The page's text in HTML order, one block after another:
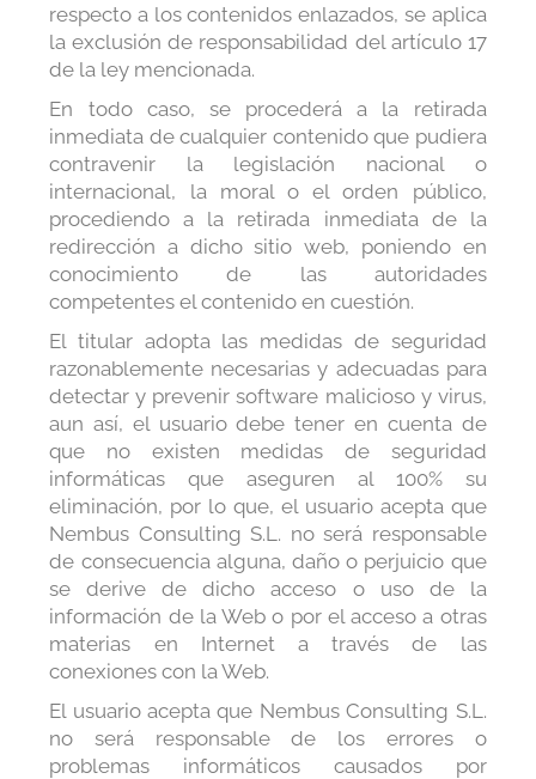
respecto a los contenidos enlazados, se aplica
la exclusión de responsabilidad del artículo 17
de la ley mencionada.
En todo caso, se procederá a la retirada
inmediata de cualquier contenido que pudiera
contravenir la legislación nacional o
internacional, la moral o el orden público,
procediendo a la retirada inmediata de la
redirección a dicho sitio web, poniendo en
conocimiento de las autoridades
competentes el contenido en cuestión.
El titular adopta las medidas de seguridad
razonablemente necesarias y adecuadas para
detectar y prevenir software malicioso y virus,
aun así, el usuario debe tener en cuenta de
que no existen medidas de seguridad
informáticas que aseguren al 100% su
eliminación, por lo que, el usuario acepta que
Nembus Consulting S.L. no será responsable
de consecuencia alguna, daño o perjuicio que
se derive de dicho acceso o uso de la
información de la Web o por el acceso a otras
materias en Internet a través de las
conexiones con la Web.
El usuario acepta que Nembus Consulting S.L.
no será responsable de los errores o
problemas informáticos causados por